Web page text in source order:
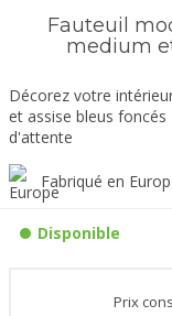
Fauteuil
medium
Décorez votre
et assise bleus
d'attente
Fabriqué en
Disponible
Prix